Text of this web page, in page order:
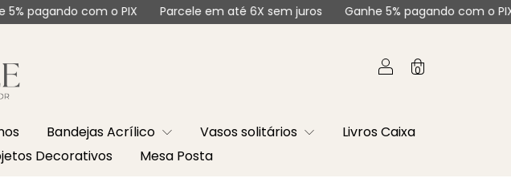
o PIX Parcele em até 6X sem juros Ganhe 5% pagando com o PIX Parcele
0
Bandejas Acrílico Vasos solitários
Livros Caixa
Decorativos Mesa Posta